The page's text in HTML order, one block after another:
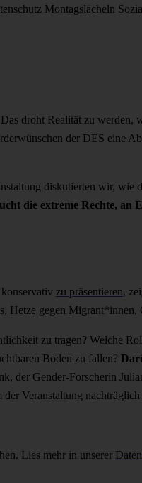
Montagslächeln
Das droht Realität zu werden,
der DES eine
diskutierten wir, wie
die extreme Rechte, an
zu präsentieren,
Hetze gegen Migrant*innen,
zu tragen? Welche
Boden zu fallen?
der Gender-Forscherin
Veranstaltung
Lies mehr in unserer